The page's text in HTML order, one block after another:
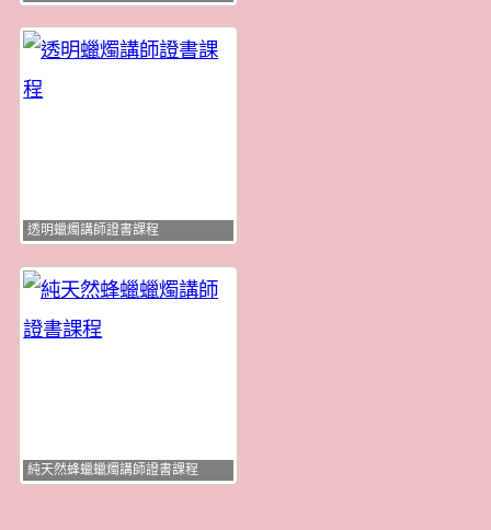
透明蠟燭講師證書課程
純天然蜂蠟蠟燭講師證書課程